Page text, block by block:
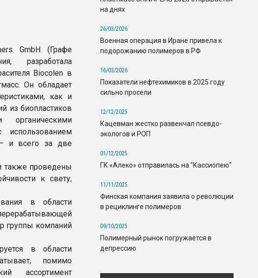
GmbH (Графе
разработала
Biocolen в
Он обладает
как и
из биопластиков
использованием
– и всего за две
также проведены
к свету,
в области
группы компаний
в области
помимо
ассортимент
на днях
26/03/2026
Военная операция в Иране привела к
подорожанию полимеров в РФ
16/03/2026
Показатели нефтехимиков в 2025 году
сильно просели
12/12/2025
Кацевман жестко развенчал псевдо-
экологов и РОП
01/12/2025
ГК «Алеко» отправилась на "Кассиопею"
11/11/2025
Финская компания заявила о революции
в рециклинге полимеров
09/10/2025
Полимерный рынок погружается в
депрессию